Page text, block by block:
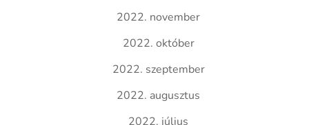
2022. november
2022. október
2022. szeptember
2022. augusztus
2022. július